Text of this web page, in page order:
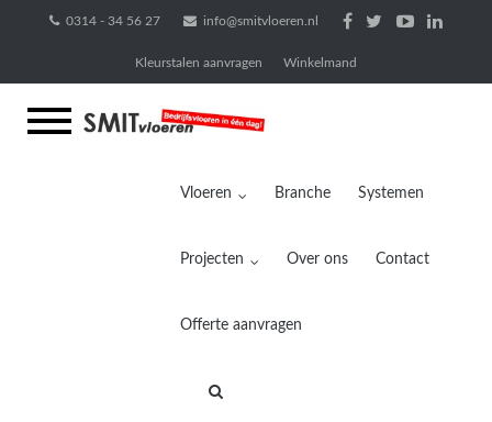
0314 - 34 56 27 info@smitvloeren.nl
Kleurstalen aanvragen Winkelmand
Vloeren Branche Systemen
Projecten Over ons Contact
Offerte aanvragen